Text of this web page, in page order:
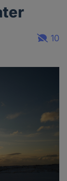
10